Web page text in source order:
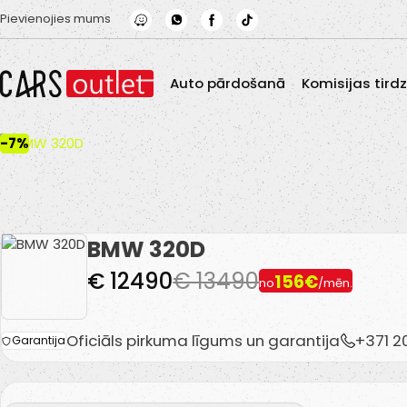
Skip to main content
Pievienojies mums
Auto pārdošanā Komisijas
-7%
BMW 320D
no156€/mēn.
€ 13490
€ 12490
GarantijaOficiāls pirkuma līgums un garantija +371